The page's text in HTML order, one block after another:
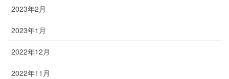
2023年2月
2023年1月
2022年12月
2022年11月